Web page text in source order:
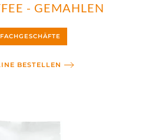
- GEMAHLEN
BESTELLEN